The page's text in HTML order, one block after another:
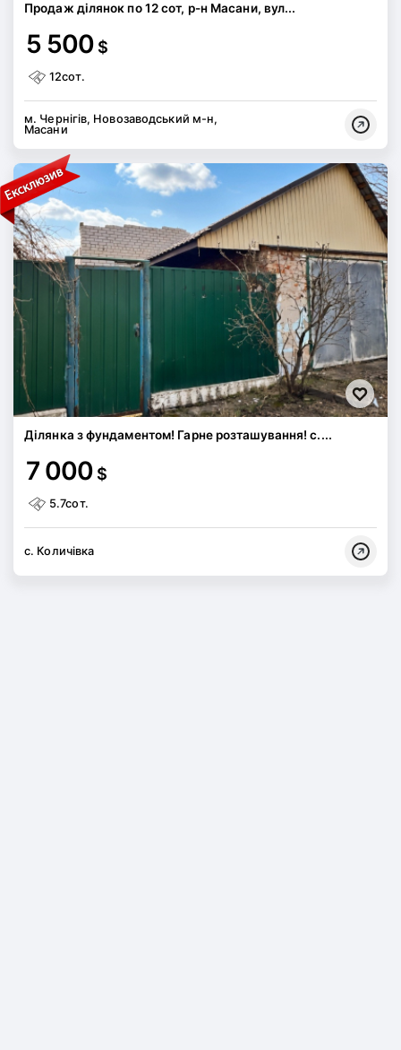
Продаж ділянок по 12 сот, р-н Масани, вул...
5 500 $
12сот.
м. Чернігів, Новозаводський м-н,
Масани
Ділянка з фундаментом! Гарне розташування! с....
7 000 $
5.7сот.
с. Количівка